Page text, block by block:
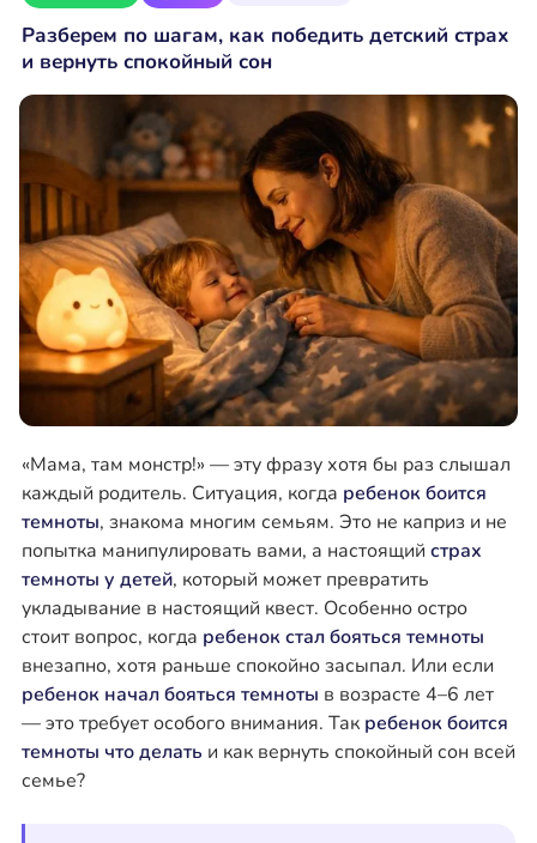
Разберем по шагам, как победить детский страх
и вернуть спокойный сон
«Мама, там монстр!» — эту фразу хотя бы раз слышал
каждый родитель. Ситуация, когда ребенок боится
темноты, знакома многим семьям. Это не каприз и не
попытка манипулировать вами, а настоящий страх
темноты у детей, который может превратить
укладывание в настоящий квест. Особенно остро
стоит вопрос, когда ребенок стал бояться темноты
внезапно, хотя раньше спокойно засыпал. Или если
ребенок начал бояться темноты в возрасте 4–6 лет
— это требует особого внимания. Так ребенок боится
темноты что делать и как вернуть спокойный сон всей
семье?